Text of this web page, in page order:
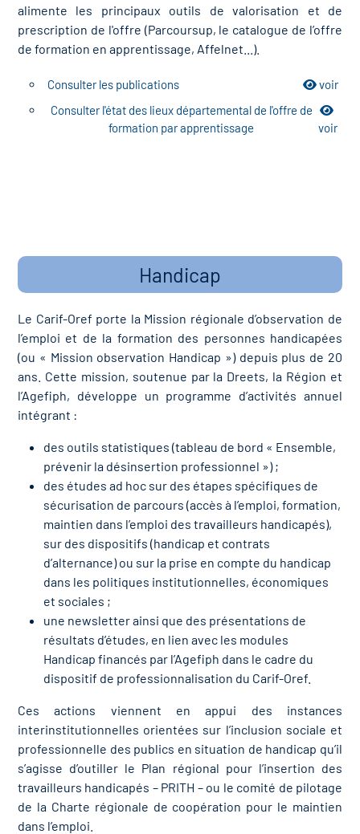
alimente les principaux outils de valorisation et de
prescription de l'offre (Parcoursup, le catalogue de l’offre
de formation en apprentissage, Affelnet...).
Consulter les publications
voir
Consulter l'état des lieux départemental de l'offre de
formation par apprentissage
voir
Handicap
Le Carif-Oref porte la Mission régionale d’observation de
l’emploi et de la formation des personnes handicapées
(ou « Mission observation Handicap ») depuis plus de 20
ans. Cette mission, soutenue par la Dreets, la Région et
l’Agefiph, développe un programme d’activités annuel
intégrant :
des outils statistiques (tableau de bord « Ensemble,
prévenir la désinsertion professionnel ») ;
des études ad hoc sur des étapes spécifiques de
sécurisation de parcours (accès à l’emploi, formation,
maintien dans l’emploi des travailleurs handicapés),
sur des dispositifs (handicap et contrats
d’alternance) ou sur la prise en compte du handicap
dans les politiques institutionnelles, économiques
et sociales ;
une newsletter ainsi que des présentations de
résultats d’études, en lien avec les modules
Handicap financés par l’Agefiph dans le cadre du
dispositif de professionnalisation du Carif-Oref.
Ces actions viennent en appui des instances
interinstitutionnelles orientées sur l’inclusion sociale et
professionnelle des publics en situation de handicap qu’il
s’agisse d’outiller le Plan régional pour l’insertion des
travailleurs handicapés – PRITH – ou le comité de pilotage
de la Charte régionale de coopération pour le maintien
dans l’emploi.